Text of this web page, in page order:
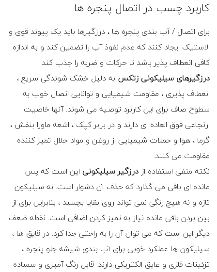
کاربرد چسب در اتصال پنجره ها
برای اتصال / آب بندی پنجره ها ، درزگیرها باید یک پیوند قوی و
الاستیک ایجاد کنند که عدم نفوذ آب را تضمین کند و به اندازه
کافی انعطاف پذیر باشد تا حرکات و ضربه را جذب کند.
درزگیرهای سیلیکونیزتکس به دلیل خشک شوندگی سریع ،
انعطاف پذیری ، مقاومت شیمیایی و توانایی اتصال خوب به
سطوح صاف برای این کاربرد توصیه می شوند. آنها خاصیت
ارتجاعی فوق العاده ای دارند و در برابر کپک ، اشعه ماورا بنفش ،
گرما ، هوا و حملات شیمیایی از روغن و مواد حلال تمیز کننده
مقاومت می کنند.
نکته منفی استفاده از درزگیر سیلیکونی این است که پس
مانده ای باقی می گذارد که حذف آن دشوار است. نه سیلیکون
تازه و نه هیچ رنگی نمی تواند روی بقایا بچسبد ، بنابراین برای از
بین بردن باقی مانده نیاز به تمیز کردن اضافی است. نقطه ضعف
دیگر این است که می توان آن را به راحتی جدا کرد. در قایق ها ،
سیلیکون ها عملکرد خوبی برای آب بندی شیشه جلو پنجره ،
تزئینات فلزی و عایق الکتریکی دارند. قابل رنگ آمیزی و سمباده